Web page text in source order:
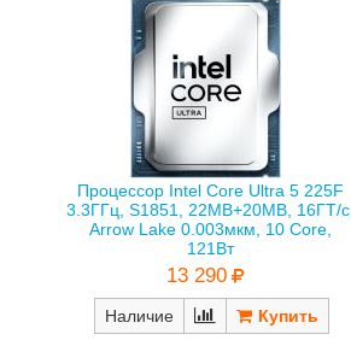
Процессор Intel Core Ultra 5 225F
3.3ГГц, S1851, 22MB+20MB, 16ГТ/с,
Arrow Lake 0.003мкм, 10 Core,
121Вт
13 290
Наличие